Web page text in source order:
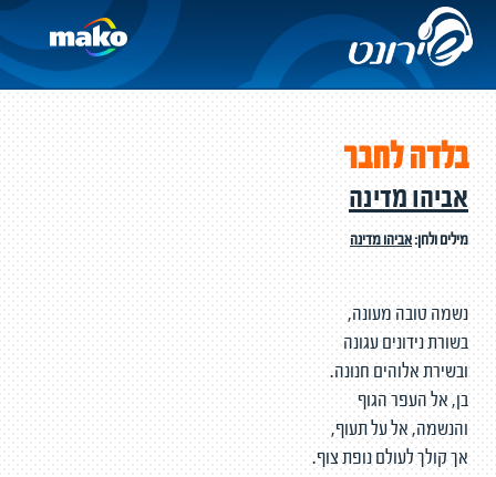
בלדה לחבר
אביהו מדינה
מילים ולחן:אביהו מדינה
נשמה טובה מעונה,
בשורת נידונים עגונה
ובשירת אלוהים חנונה.
בן, אל העפר הגוף
והנשמה, אל על תעוף,
אך קולך לעולם נופת צוף.